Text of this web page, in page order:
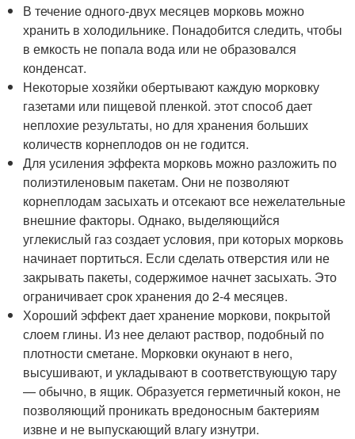
В течение одного-двух месяцев морковь можно
хранить в холодильнике. Понадобится следить, чтобы
в емкость не попала вода или не образовался
конденсат.
Некоторые хозяйки обертывают каждую морковку
газетами или пищевой пленкой. этот способ дает
неплохие результаты, но для хранения больших
количеств корнеплодов он не годится.
Для усиления эффекта морковь можно разложить по
полиэтиленовым пакетам. Они не позволяют
корнеплодам засыхать и отсекают все нежелательные
внешние факторы. Однако, выделяющийся
углекислый газ создает условия, при которых морковь
начинает портиться. Если сделать отверстия или не
закрывать пакеты, содержимое начнет засыхать. Это
ограничивает срок хранения до 2-4 месяцев.
Хороший эффект дает хранение моркови, покрытой
слоем глины. Из нее делают раствор, подобный по
плотности сметане. Морковки окунают в него,
высушивают, и укладывают в соответствующую тару
— обычно, в ящик. Образуется герметичный кокон, не
позволяющий проникать вредоносным бактериям
извне и не выпускающий влагу изнутри.